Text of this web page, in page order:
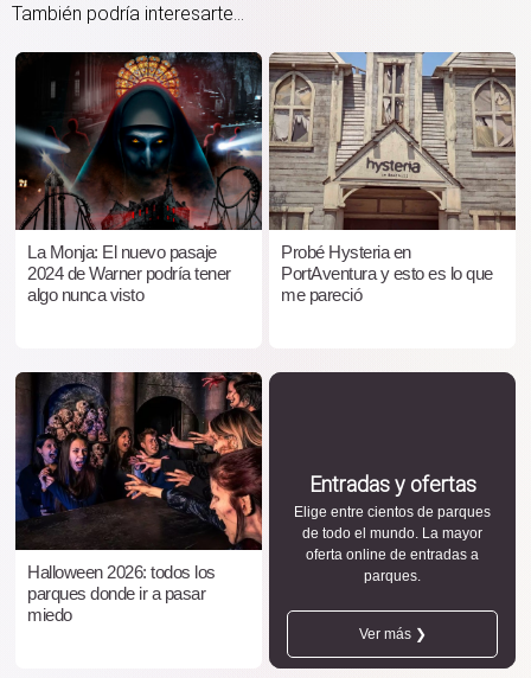
También podría interesarte...
La Monja: El nuevo pasaje
2024 de Warner podría tener
algo nunca visto
Probé Hysteria en
PortAventura y esto es lo que
me pareció
Halloween 2026: todos los
parques donde ir a pasar
miedo
Entradas y ofertas
Elige entre cientos de parques
de todo el mundo. La mayor
oferta online de entradas a
parques.
Ver más ❯